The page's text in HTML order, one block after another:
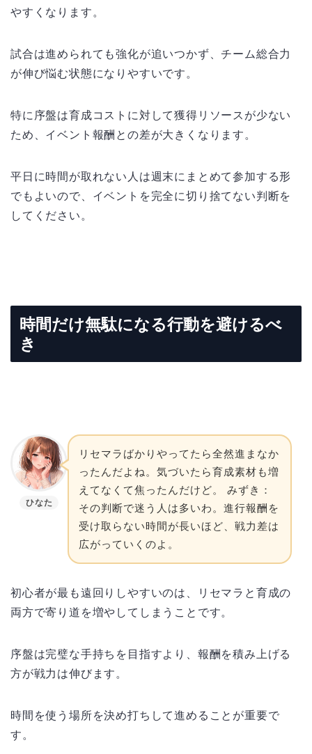
やすくなります。
試合は進められても強化が追いつかず、チーム総合力
が伸び悩む状態になりやすいです。
特に序盤は育成コストに対して獲得リソースが少ない
ため、イベント報酬との差が大きくなります。
平日に時間が取れない人は週末にまとめて参加する形
でもよいので、イベントを完全に切り捨てない判断を
してください。
時間だけ無駄になる行動を避けるべ
き
ひなた
リセマラばかりやってたら全然進まなか
ったんだよね。気づいたら育成素材も増
えてなくて焦ったんだけど。 みずき：
その判断で迷う人は多いわ。進行報酬を
受け取らない時間が長いほど、戦力差は
広がっていくのよ。
初心者が最も遠回りしやすいのは、リセマラと育成の
両方で寄り道を増やしてしまうことです。
序盤は完璧な手持ちを目指すより、報酬を積み上げる
方が戦力は伸びます。
時間を使う場所を決め打ちして進めることが重要で
す。